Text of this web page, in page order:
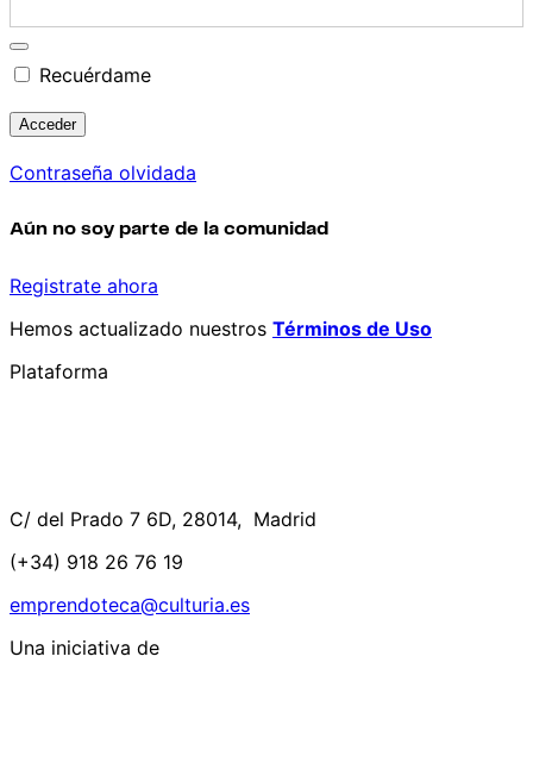
Recuérdame
Contraseña olvidada
Aún no soy parte de la comunidad
Registrate ahora
Hemos actualizado nuestros Términos de Uso
Plataforma
C/ del Prado 7 6D, 28014, Madrid
(+34) 918 26 76 19
emprendoteca@culturia.es
Una iniciativa de